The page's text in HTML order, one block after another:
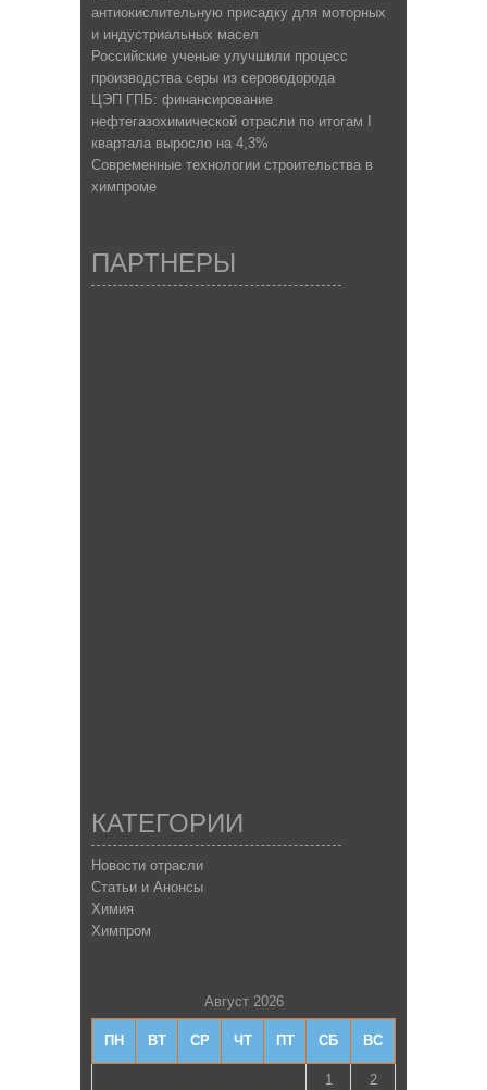
антиокислительную присадку для моторных
и индустриальных масел
Российские ученые улучшили процесс
производства серы из сероводорода
ЦЭП ГПБ: финансирование
нефтегазохимической отрасли по итогам I
квартала выросло на 4,3%
Современные технологии строительства в
химпроме
ПАРТНЕРЫ
КАТЕГОРИИ
Новости отрасли
Статьи и Анонсы
Химия
Химпром
Август 2026
ПН ВТ СР ЧТ ПТ СБ ВС
1 2